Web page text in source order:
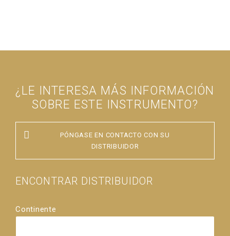
¿LE INTERESA MÁS INFORMACIÓN
SOBRE ESTE INSTRUMENTO?
PÓNGASE EN CONTACTO CON SU
DISTRIBUIDOR
ENCONTRAR DISTRIBUIDOR
Continente